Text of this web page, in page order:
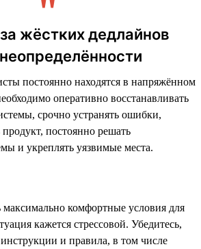
жёстких дедлайнов
постоянно находятся в напряжённом
оперативно восстанавливать
срочно устранять ошибки,
постоянно решать
и укреплять уязвимые места.
максимально комфортные условия для
кажется стрессовой. Убедитесь,
инструкции и правила, в том числе